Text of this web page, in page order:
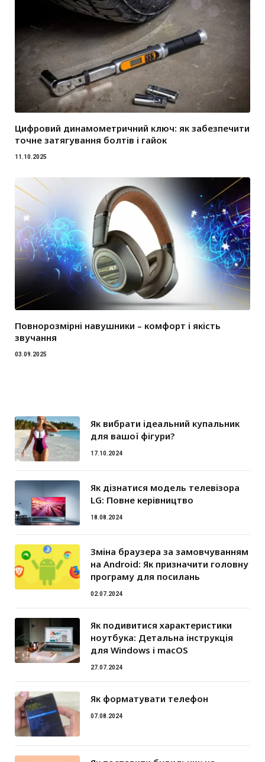
Цифровий динамометричний ключ: як забезпечити
точне затягування болтів і гайок
11.10.2025
Повнорозмірні навушники – комфорт і якість
звучання
03.09.2025
Як вибрати ідеальний купальник
для вашої фігури?
17.10.2024
Як дізнатися модель телевізора
LG: Повне керівництво
18.08.2024
Зміна браузера за замовчуванням
на Android: Як призначити головну
програму для посилань
02.07.2024
Як подивитися характеристики
ноутбука: Детальна інструкція
для Windows і macOS
27.07.2024
Як форматувати телефон
07.08.2024